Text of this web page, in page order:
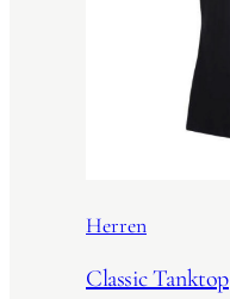
Herren
Classic Tanktop